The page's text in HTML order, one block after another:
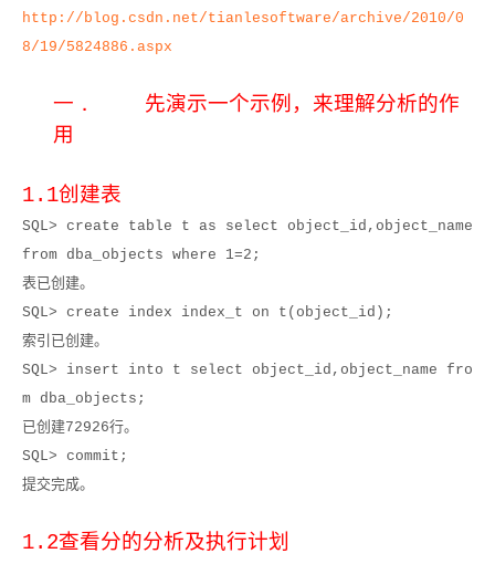
http://blog.csdn.net/tianlesoftware/archive/2010/0
8/19/5824886.aspx
一．
先演示一个示例，来理解分析的作
用
1.1创建表
SQL> create table t as select object_id,object_name
from dba_objects where 1=2;
表已创建。
SQL> create index index_t on t(object_id);
索引已创建。
SQL> insert into t select object_id,object_name fro
m dba_objects;
已创建72926行。
SQL> commit;
提交完成。
1.2查看分的分析及执行计划